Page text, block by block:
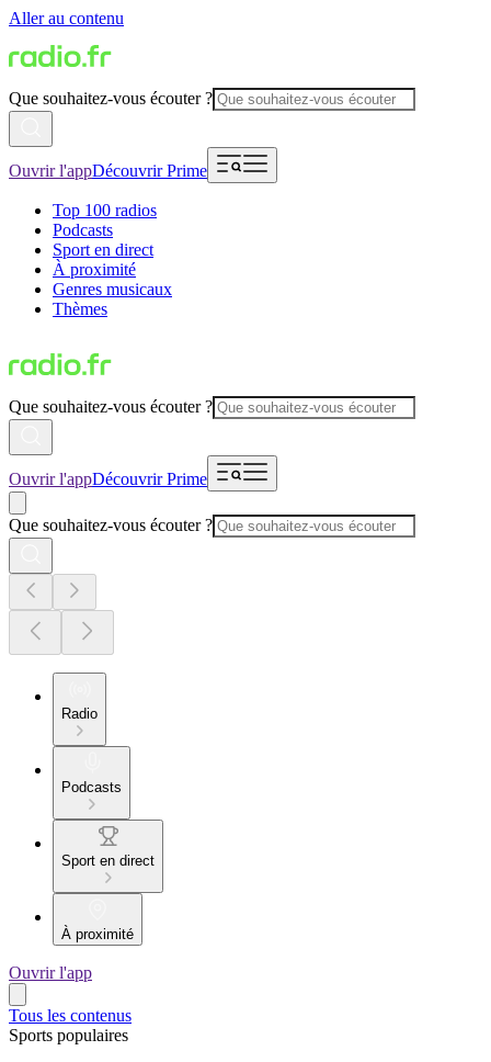
Aller au contenu
Que souhaitez-vous écouter ?
Ouvrir l'appDécouvrir Prime
Top 100 radios
Podcasts
Sport en direct
À proximité
Genres musicaux
Thèmes
Que souhaitez-vous écouter ?
Ouvrir l'appDécouvrir Prime
Que souhaitez-vous écouter ?
Radio
Podcasts
Sport en direct
À proximité
Ouvrir l'app
Tous les contenus
Sports populaires